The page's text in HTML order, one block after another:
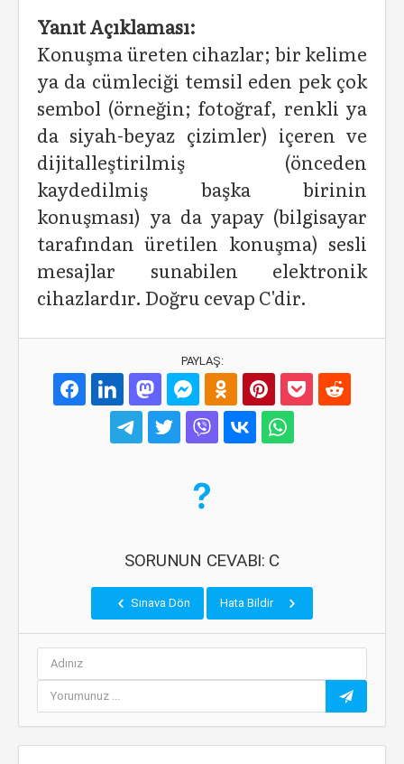
Yanıt Açıklaması:
Konuşma üreten cihazlar; bir kelime
ya da cümleciği temsil eden pek çok
sembol (örneğin; fotoğraf, renkli ya
da siyah-beyaz çizimler) içeren ve
dijitalleştirilmiş (önceden
kaydedilmiş başka birinin
konuşması) ya da yapay (bilgisayar
tarafından üretilen konuşma) sesli
mesajlar sunabilen elektronik
cihazlardır. Doğru cevap C'dir.
PAYLAŞ:
SORUNUN CEVABI: C
Sınava Dön Hata Bildir